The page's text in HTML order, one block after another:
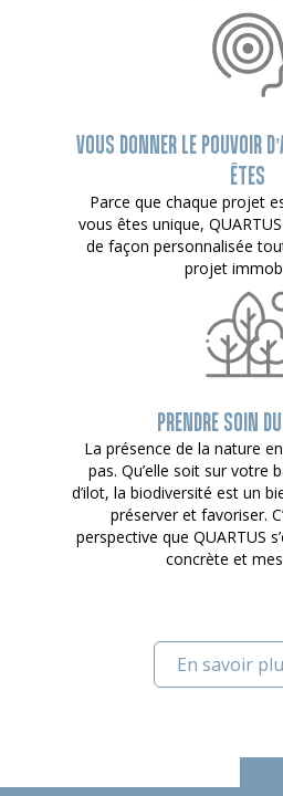
VOUS DONNER LE POUVOIR
ÊTES
Parce que chaque projet
vous êtes unique,
de façon personnalisée
projet
PRENDRE SOIN
La présence de la nature
pas. Qu’elle soit sur votre
d’ilot, la biodiversité est un
préserver et favoriser.
perspective que QUARTUS
concrète et
En savoir